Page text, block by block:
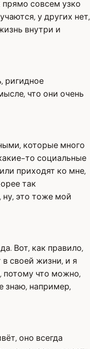
прямо совсем узко
у других нет,
внутри и
ригидное
что они очень
которые много
то социальные
приходят ко мне,
так
ну, это тоже мой
Вот, как правило,
своей жизни, и я
потому что можно,
знаю, например,
оно всегда